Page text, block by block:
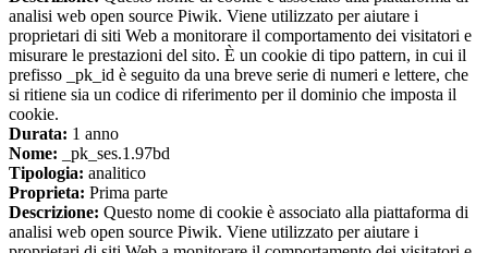
analisi web open source Piwik. Viene utilizzato per aiutare i
proprietari di siti Web a monitorare il comportamento dei visitatori e
misurare le prestazioni del sito. È un cookie di tipo pattern, in cui il
prefisso _pk_id è seguito da una breve serie di numeri e lettere, che
si ritiene sia un codice di riferimento per il dominio che imposta il
cookie.
Durata: 1 anno
Nome: _pk_ses.1.97bd
Tipologia: analitico
Proprieta: Prima parte
Descrizione: Questo nome di cookie è associato alla piattaforma di
analisi web open source Piwik. Viene utilizzato per aiutare i